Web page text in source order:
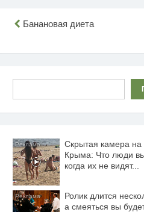
Навигация
Банановая диета
Скрытая камера на
Крыма: Что люди
когда их не видят...
Ролик длится
а смеяться вы